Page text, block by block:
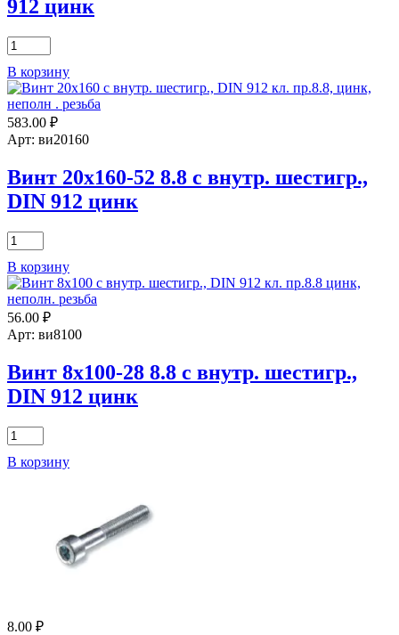
912 цинк
Количество
товара
Винт
5х50-
50
8.8
с
шестигр.,
DIN
912
В корзину
583.00 ₽
Арт: ви20160
Винт 20х160-52 8.8 с внутр. шестигр.,
DIN 912 цинк
Количество
товара
Винт
20х160-
52
8.8
с
шестигр.,
DIN
912
В корзину
56.00 ₽
Арт: ви8100
Винт 8х100-28 8.8 с внутр. шестигр.,
DIN 912 цинк
Количество
товара
Винт
шестигр.,
В корзину
8.00 ₽